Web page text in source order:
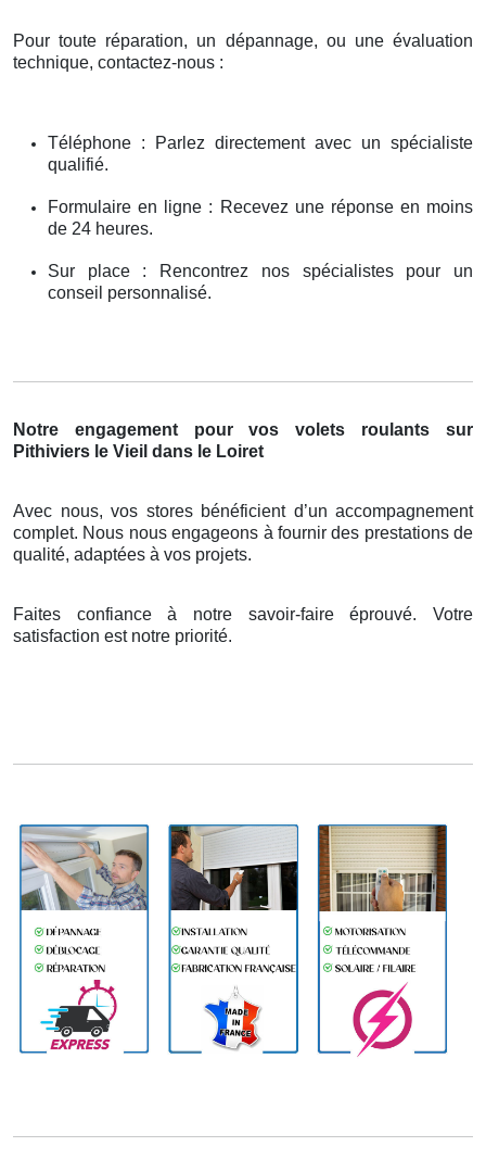
Pour toute réparation, un dépannage, ou une évaluation
technique, contactez-nous :
Téléphone : Parlez directement avec un spécialiste
qualifié.
Formulaire en ligne : Recevez une réponse en moins
de 24 heures.
Sur place : Rencontrez nos spécialistes pour un
conseil personnalisé.
Notre engagement pour vos volets roulants sur
Pithiviers le Vieil dans le Loiret
Avec nous, vos stores bénéficient d’un accompagnement
complet. Nous nous engageons à fournir des prestations de
qualité, adaptées à vos projets.
Faites confiance à notre savoir-faire éprouvé. Votre
satisfaction est notre priorité.